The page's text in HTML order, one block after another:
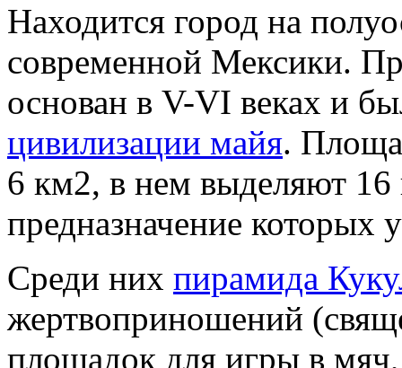
Находится город на
современной Мексики.
основан в V-VI веках и
цивилизации майя.
6 км2, в нем выделяют 16
предназначение которых
Среди них пирамида
жертвоприношений
площадок для игры в